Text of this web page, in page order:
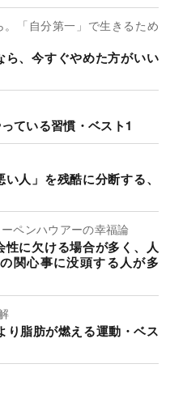
「自分第一」で生きるため
ら、今すぐやめた方がいい
ている習慣・ベスト1
人」を残酷に分断する、
ペンハウアーの幸福論
性に欠ける場合が多く、人
関心事に没頭する人が多
り脂肪が燃える運動・ベス